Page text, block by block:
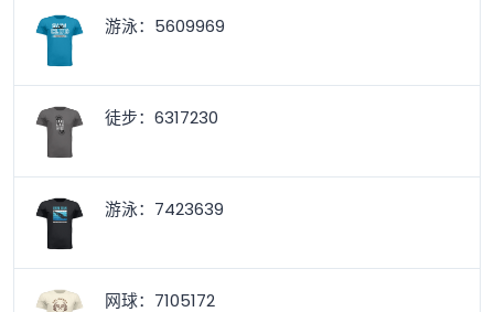
游泳：5609969
徒步：6317230
游泳：7423639
网球：7105172